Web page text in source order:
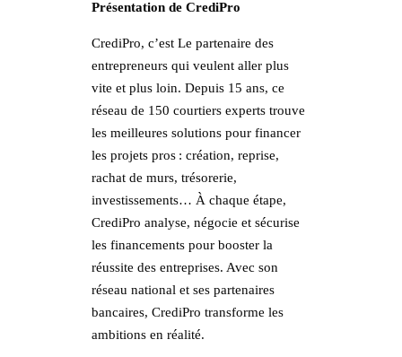
Présentation de CrediPro
CrediPro, c’est Le partenaire des
entrepreneurs qui veulent aller plus
vite et plus loin. Depuis 15 ans, ce
réseau de 150 courtiers experts trouve
les meilleures solutions pour financer
les projets pros : création, reprise,
rachat de murs, trésorerie,
investissements… À chaque étape,
CrediPro analyse, négocie et sécurise
les financements pour booster la
réussite des entreprises. Avec son
réseau national et ses partenaires
bancaires, CrediPro transforme les
ambitions en réalité.